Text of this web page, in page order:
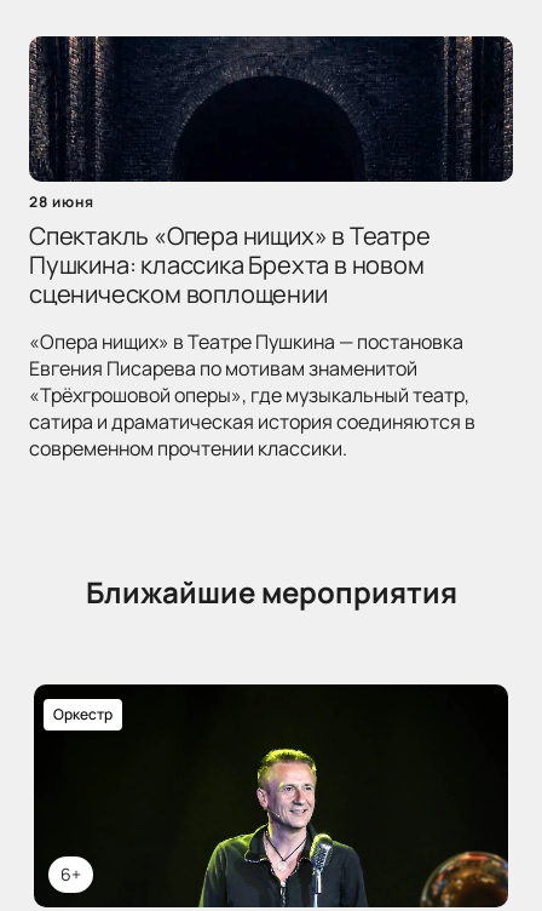
28 июня
Спектакль «Опера нищих» в Театре
Пушкина: классика Брехта в новом
сценическом воплощении
«Опера нищих» в Театре Пушкина — постановка
Евгения Писарева по мотивам знаменитой
«Трёхгрошовой оперы», где музыкальный театр,
сатира и драматическая история соединяются в
современном прочтении классики.
Ближайшие мероприятия
6+
Оркестр